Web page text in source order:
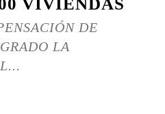
VIVIENDAS
DE
LA